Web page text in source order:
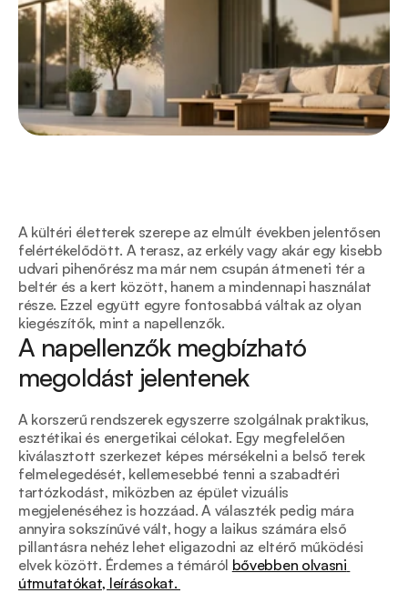
A kültéri életterek szerepe az elmúlt években jelentősen
felértékelődött. A terasz, az erkély vagy akár egy kisebb
udvari pihenőrész ma már nem csupán átmeneti tér a
beltér és a kert között, hanem a mindennapi használat
része. Ezzel együtt egyre fontosabbá váltak az olyan
kiegészítők, mint a napellenzők.
A napellenzők megbízható
megoldást jelentenek
A korszerű rendszerek egyszerre szolgálnak praktikus,
esztétikai és energetikai célokat. Egy megfelelően
kiválasztott szerkezet képes mérsékelni a belső terek
felmelegedését, kellemesebbé tenni a szabadtéri
tartózkodást, miközben az épület vizuális
megjelenéséhez is hozzáad. A választék pedig mára
annyira sokszínűvé vált, hogy a laikus számára első
pillantásra nehéz lehet eligazodni az eltérő működési
elvek között. Érdemes a témáról bővebben olvasni
útmutatókat, leírásokat.